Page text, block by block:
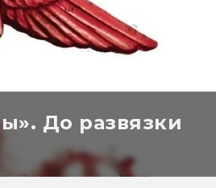
До развязки